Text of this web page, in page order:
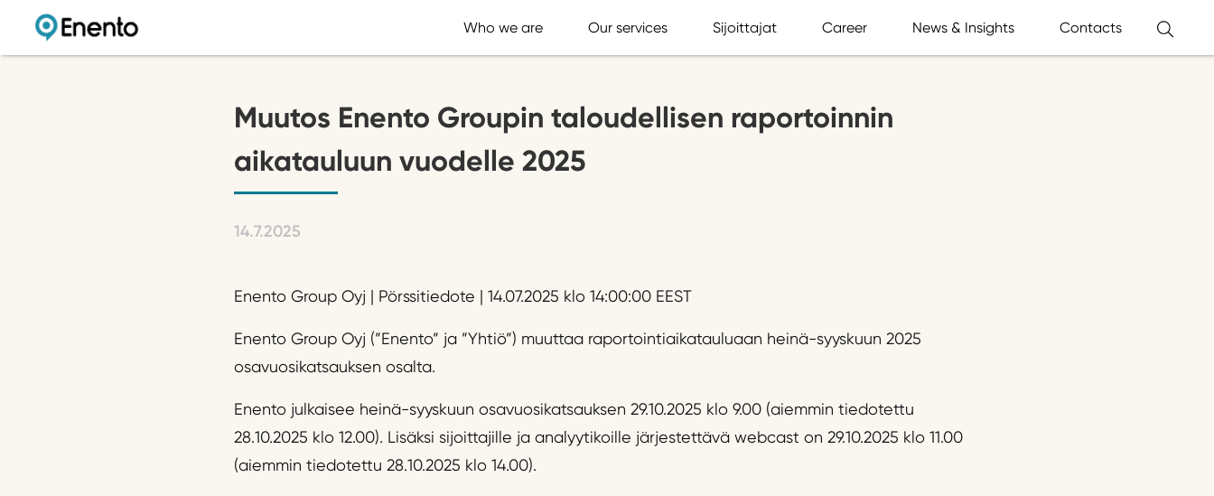
Who we are Our services Sijoittajat Career News & Insights Contacts
Muutos Enento Groupin taloudellisen raportoinnin
aikatauluun vuodelle 2025
14.7.2025
Enento Group Oyj | Pörssitiedote | 14.07.2025 klo 14:00:00 EEST
Enento Group Oyj (”Enento” ja ”Yhtiö”) muuttaa raportointiaikatauluaan heinä-syyskuun 2025
osavuosikatsauksen osalta.
Enento julkaisee heinä-syyskuun osavuosikatsauksen 29.10.2025 klo 9.00 (aiemmin tiedotettu
28.10.2025 klo 12.00). Lisäksi sijoittajille ja analyytikoille järjestettävä webcast on 29.10.2025 klo 11.00
(aiemmin tiedotettu 28.10.2025 klo 14.00).